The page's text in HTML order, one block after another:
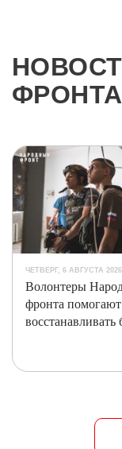
ФРОНТА
ЧЕТВЕРГ, 6 АВГУСТА 2026
Волонтеры
фронта помогают
восстанавливать